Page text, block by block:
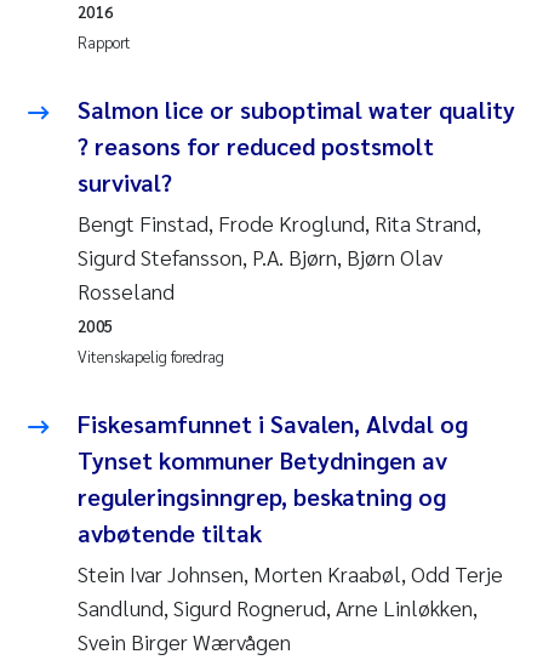
Andrew Luke King
Ian Allan
Bert van Bavel
Marianne Mosberg
Caroline Enge
Hans Nicolai Adam
Mari Moren
Helene Frigstad
Rapport
2016
Salmon lice or suboptimal water quality
? reasons for reduced postsmolt
survival?
Bengt Finstad, Frode Kroglund, Rita Strand,
Sigurd Stefansson, P.A. Bjørn, Bjørn Olav
Rosseland
Vitenskapelig foredrag
2005
Fiskesamfunnet i Savalen, Alvdal og
Tynset kommuner Betydningen av
reguleringsinngrep, beskatning og
avbøtende tiltak
Stein Ivar Johnsen, Morten Kraabøl, Odd Terje
Sandlund, Sigurd Rognerud, Arne Linløkken,
Svein Birger Wærvågen